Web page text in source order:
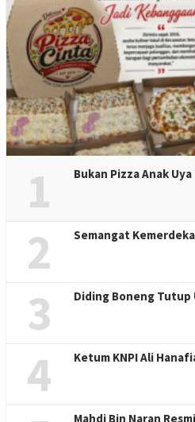
1 Bukan Pizza Anak
2 Semangat
3 Diding Boneng Tutup
4 Ketum KNPI Ali
Mahdi Bin Naran